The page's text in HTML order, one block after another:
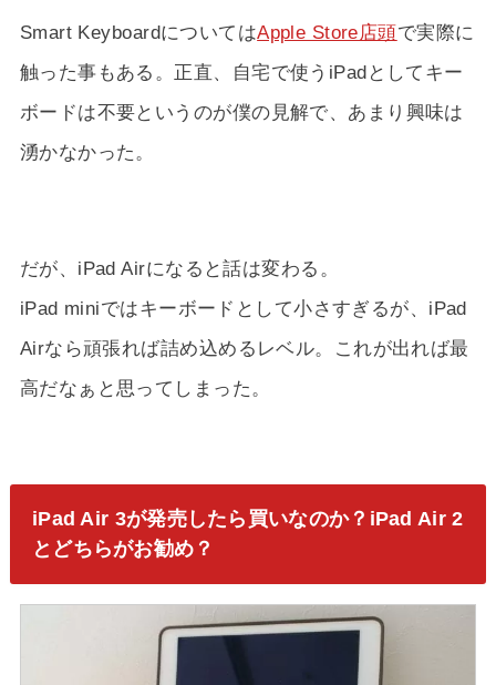
Smart KeyboardについてはApple Store店頭で実際に
触った事もある。正直、自宅で使うiPadとしてキー
ボードは不要というのが僕の見解で、あまり興味は
湧かなかった。
だが、iPad Airになると話は変わる。
iPad miniではキーボードとして小さすぎるが、iPad
Airなら頑張れば詰め込めるレベル。これが出れば最
高だなぁと思ってしまった。
iPad Air 3が発売したら買いなのか？iPad Air 2
とどちらがお勧め？